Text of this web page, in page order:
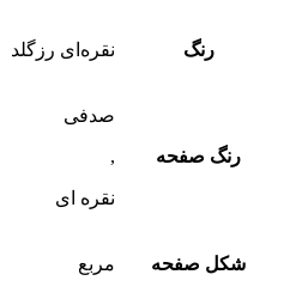
رنگ نقره‌ای رزگلد
رنگ صفحه
صدفی
,
نقره ای
شکل صفحه مربع